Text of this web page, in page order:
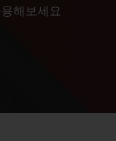
해보세요